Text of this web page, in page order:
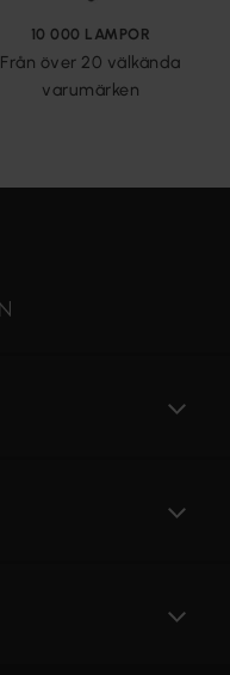
10 000 LAMPOR
Från över 20 välkända
varumärken